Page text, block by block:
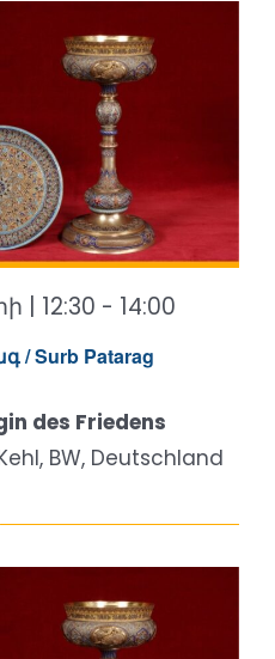
Surb Patarag
| 12:30 - 14:00
des Friedens
BW, Deutschland